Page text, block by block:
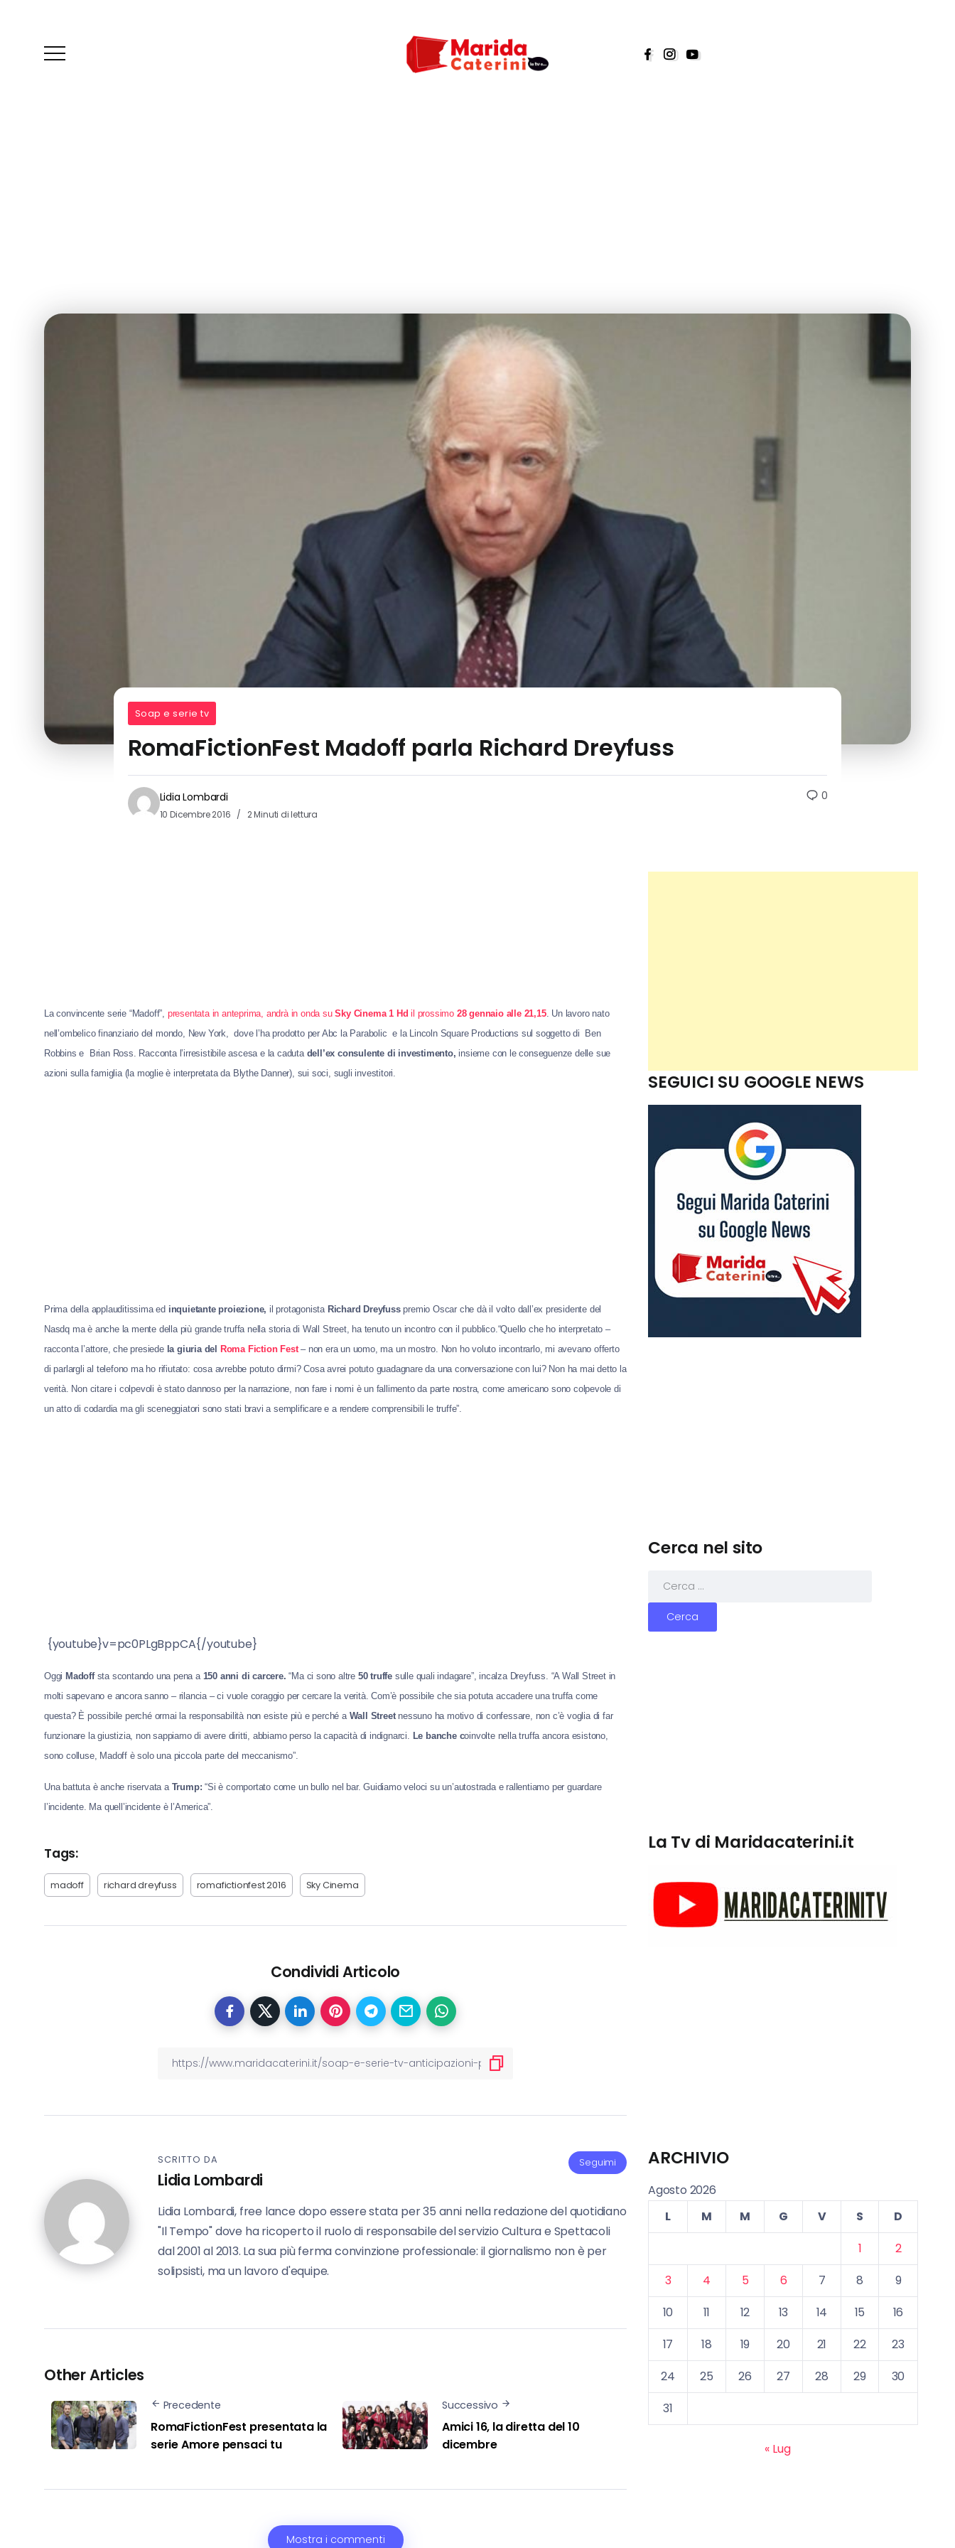
Soap e serie tv
RomaFictionFest Madoff parla Richard Dreyfuss
Lidia Lombardi
10 Dicembre 2016 2 Minuti di lettura
0
La convincente serie “Madoff”, presentata in anteprima, andrà in onda suSky Cinema 1 Hd il prossimo 28 gennaio alle 21,15. Un lavoro nato
nell’ombelico finanziario del mondo, New York, dove l’ha prodotto per Abc la Parabolic e la Lincoln Square Productions sul soggetto di Ben
Robbins e Brian Ross. Racconta l’irresistibile ascesa e la caduta dell’ex consulente di investimento, insieme con le conseguenze delle sue
azioni sulla famiglia (la moglie è interpretata da Blythe Danner), sui soci, sugli investitori.
Prima della applauditissima ed inquietante proiezione, il protagonista Richard Dreyfusspremio Oscar che dà il volto dall’ex presidente del
Nasdq ma è anche la mente della più grande truffa nella storia di Wall Street, ha tenuto un incontro con il pubblico. “Quello che ho interpretato –
racconta l’attore, che presiede la giuria del Roma Fiction Fest– non era un uomo, ma un mostro. Non ho voluto incontrarlo, mi avevano offerto
di parlargli al telefono ma ho rifiutato: cosa avrebbe potuto dirmi? Cosa avrei potuto guadagnare da una conversazione con lui? Non ha mai detto la
verità. Non citare i colpevoli è stato dannoso per la narrazione, non fare i nomi è un fallimento da parte nostra, come americano sono colpevole di
un atto di codardia ma gli sceneggiatori sono stati bravi a semplificare e a rendere comprensibili le truffe”.
{youtube}v=pc0PLgBppCA{/youtube}
Oggi Madoffsta scontando una pena a 150 anni di carcere. “Ma ci sono altre 50 truffe sulle quali indagare”, incalza Dreyfuss. “A Wall Street in
molti sapevano e ancora sanno – rilancia – ci vuole coraggio per cercare la verità. Com’è possibile che sia potuta accadere una truffa come
questa? È possibile perché ormai la responsabilità non esiste più e perché a Wall Streetnessuno ha motivo di confessare, non c’è voglia di far
funzionare la giustizia, non sappiamo di avere diritti, abbiamo perso la capacità di indignarci. Le banche coinvolte nella truffa ancora esistono,
sono colluse, Madoff è solo una piccola parte del meccanismo”.
Una battuta è anche riservata aTrump: “Si è comportato come un bullo nel bar. Guidiamo veloci su un’autostrada e rallentiamo per guardare
l’incidente. Ma quell’incidente è l’America”.
Tags:
madoff richard dreyfuss romafictionfest 2016 Sky Cinema
Condividi Articolo
Seguimi
SCRITTO DA
Lidia Lombardi
Lidia Lombardi, free lance dopo essere stata per 35 anni nella redazione del quotidiano
"Il Tempo" dove ha ricoperto il ruolo di responsabile del servizio Cultura e Spettacoli
dal 2001 al 2013. La sua più ferma convinzione professionale: il giornalismo non è per
solipsisti, ma un lavoro d'equipe.
Other Articles
Precedente
RomaFictionFest presentata la
serie Amore pensaci tu
Successivo
Amici 16, la diretta del 10
dicembre
Mostra i commenti
SEGUICI SU GOOGLE NEWS
Cerca nel sito
La Tv di Maridacaterini.it
ARCHIVIO
Agosto 2026
L
M M G V S
D
1
2
3
4 5 6 7 8
9
10
11 12 13 14 15
16
17
18 19 20 21 22
23
24
25 26 27 28 29
30
31
« Lug